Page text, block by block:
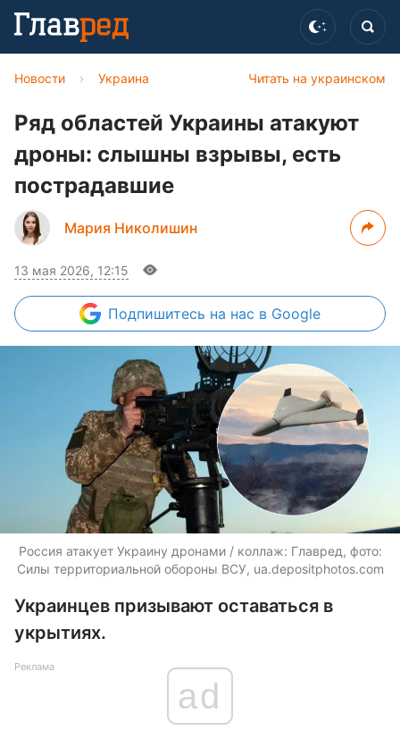
Читать на украинском
Новости › Украина
Ряд областей Украины атакуют
дроны: слышны взрывы, есть
пострадавшие
Мария Николишин
13 мая 2026, 12:15
Подпишитесь на нас в Google
Россия атакует Украину дронами / коллаж: Главред, фото:
Силы территориальной обороны ВСУ, ua.depositphotos.com
Украинцев призывают оставаться в
укрытиях.
Реклама
ad